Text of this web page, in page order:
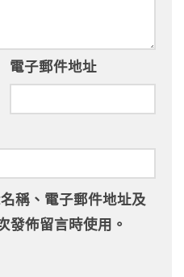
電子郵件地址
稱、電子郵件地址及
發佈留言時使用。